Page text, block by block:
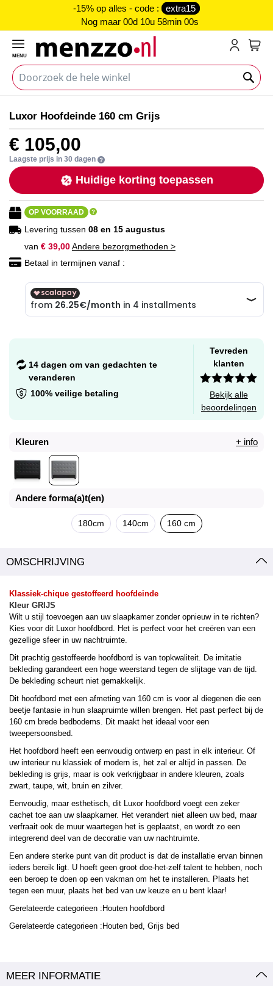
-15% op alles - code :
extra15
Nog maar 00d 10u 58min 00s
MENU
naar
het
einde
van
de
afbeeldingen-
gallerij
naar
het
begin
van
de
afbeeldingen-
gallerij
Luxor Hoofdeinde 160 cm Grijs
€ 105,00
Laagste prijs in 30 dagen
Huidige korting toepassen
OP VOORRAAD
Levering tussen 08 en 15 augustus
van € 39,00Andere bezorgmethoden >
Betaal in termijnen vanaf :
14 dagen om van gedachten te
veranderen
100% veilige betaling
Tevreden
klanten
Bekijk alle
beoordelingen
Kleuren + info
Andere forma(a)t(en)
180cm 140cm 160 cm
OMSCHRIJVING
Klassiek-chique gestoffeerd hoofdeinde
Kleur GRIJS
Wilt u stijl toevoegen aan uw slaapkamer zonder opnieuw in te richten?
Kies voor dit Luxor hoofdbord. Het is perfect voor het creëren van een
gezellige sfeer in uw nachtruimte.
Dit prachtig gestoffeerde hoofdbord is van topkwaliteit. De imitatie
bekleding garandeert een hoge weerstand tegen de slijtage van de tijd.
De bekleding scheurt niet gemakkelijk.
Dit hoofdbord met een afmeting van 160 cm is voor al diegenen die een
beetje fantasie in hun slaapruimte willen brengen. Het past perfect bij de
160 cm brede bedbodems. Dit maakt het ideaal voor een
tweepersoonsbed.
Het hoofdbord heeft een eenvoudig ontwerp en past in elk interieur. Of
uw interieur nu klassiek of modern is, het zal er altijd in passen. De
bekleding is grijs, maar is ook verkrijgbaar in andere kleuren, zoals
zwart, taupe, wit, bruin en zilver.
Eenvoudig, maar esthetisch, dit Luxor hoofdbord voegt een zeker
cachet toe aan uw slaapkamer. Het verandert niet alleen uw bed, maar
verfraait ook de muur waartegen het is geplaatst, en wordt zo een
integrerend deel van de decoratie van uw nachtruimte.
Een andere sterke punt van dit product is dat de installatie ervan binnen
ieders bereik ligt. U hoeft geen groot doe-het-zelf talent te hebben, noch
een beroep te doen op een vakman om het te installeren. Plaats het
tegen een muur, plaats het bed van uw keuze en u bent klaar!
Gerelateerde categorieen :Houten hoofdbord
Gerelateerde categorieen :Houten bed, Grijs bed
MEER INFORMATIE